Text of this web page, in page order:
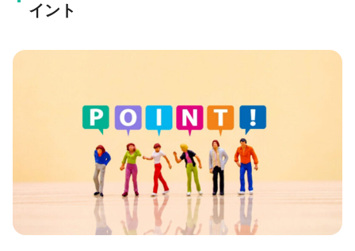
イント